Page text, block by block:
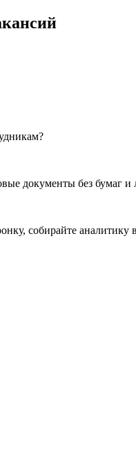
документы без бумаг и
собирайте аналитику